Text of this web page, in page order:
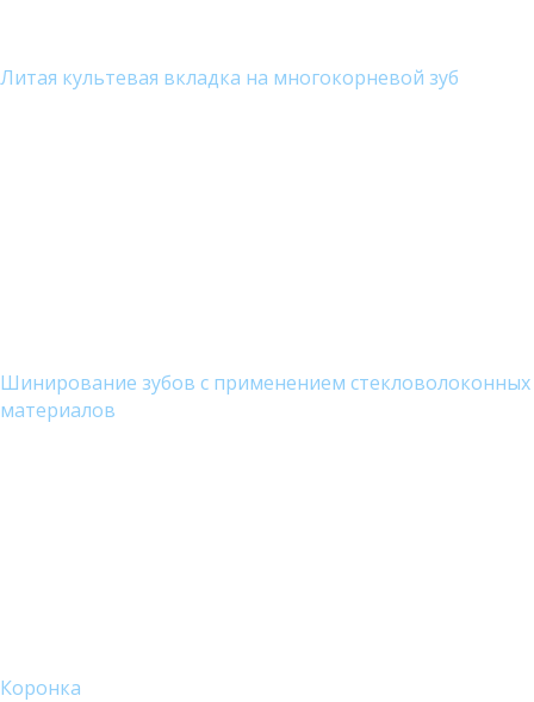
Литая культевая вкладка на многокорневой зуб
Шинирование зубов с применением стекловолоконных
материалов
Коронка